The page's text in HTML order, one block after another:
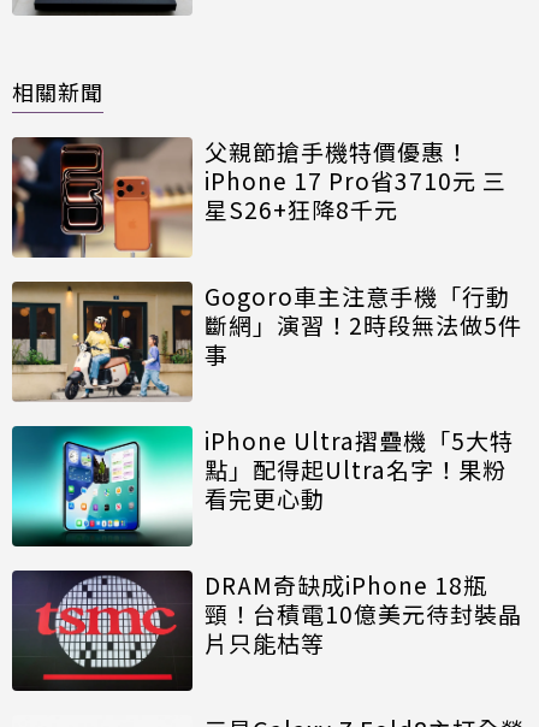
相關新聞
父親節搶手機特價優惠！
iPhone 17 Pro省3710元 三
星S26+狂降8千元
Gogoro車主注意手機「行動
斷網」演習！2時段無法做5件
事
iPhone Ultra摺疊機「5大特
點」配得起Ultra名字！果粉
看完更心動
DRAM奇缺成iPhone 18瓶
頸！台積電10億美元待封裝晶
片只能枯等